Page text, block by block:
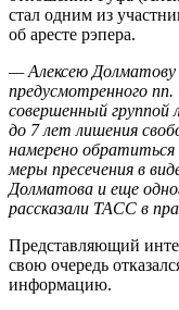
стал одним из
об аресте рэпера.
— Алексею Долматову
предусмотренного
совершенный группой
до 7 лет лишения
намерено обратиться
меры пресечения в
Долматова и еще
рассказали ТАСС в
Представляющий
свою очередь
информацию.